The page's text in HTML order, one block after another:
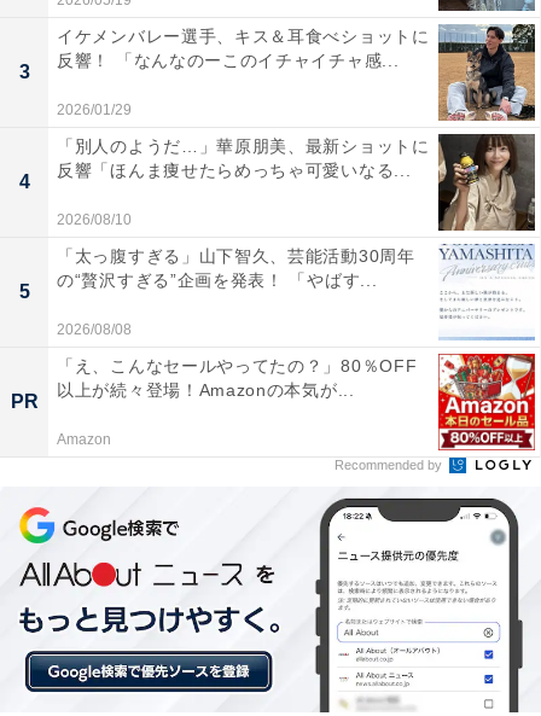
3
イケメンバレー選手、キス＆耳食べショットに
反響！ 「なんなのーこのイチャイチャ感...
2026/01/29
4
「別人のようだ…」華原朋美、最新ショットに
反響「ほんま痩せたらめっちゃ可愛いなる...
2026/08/10
5
「太っ腹すぎる」山下智久、芸能活動30周年
の“贅沢すぎる”企画を発表！ 「やばす...
2026/08/08
PR
「え、こんなセールやってたの？」80％OFF
以上が続々登場！Amazonの本気が...
Amazon
Recommended by